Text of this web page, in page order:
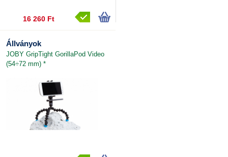
16 260 Ft
Állványok
JOBY GripTight GorillaPod Video
(54÷72 mm) *